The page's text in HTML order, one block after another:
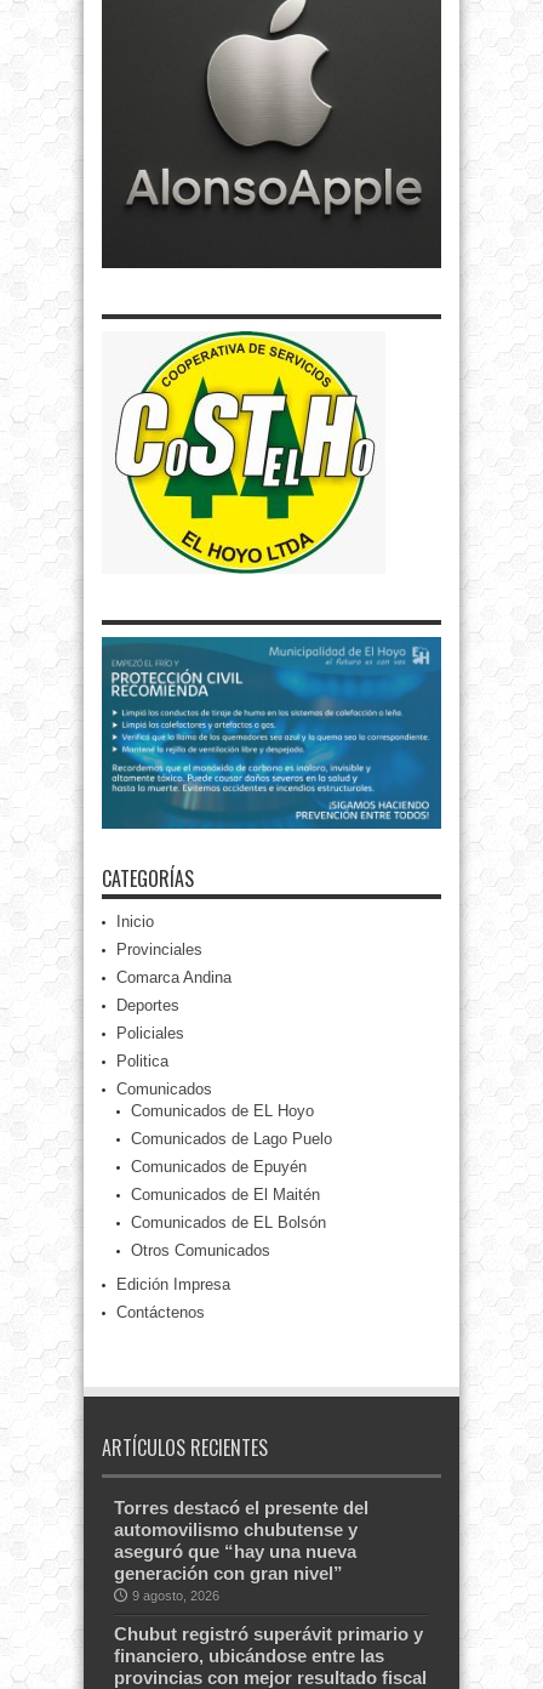
CATEGORÍAS
Inicio
Provinciales
Comarca Andina
Deportes
Policiales
Politica
Comunicados
Comunicados de EL Hoyo
Comunicados de Lago Puelo
Comunicados de Epuyén
Comunicados de El Maitén
Comunicados de EL Bolsón
Otros Comunicados
Edición Impresa
Contáctenos
ARTÍCULOS RECIENTES
Torres destacó el presente del
automovilismo chubutense y
aseguró que “hay una nueva
generación con gran nivel”
9 agosto, 2026
Chubut registró superávit primario y
financiero, ubicándose entre las
provincias con mejor resultado fiscal